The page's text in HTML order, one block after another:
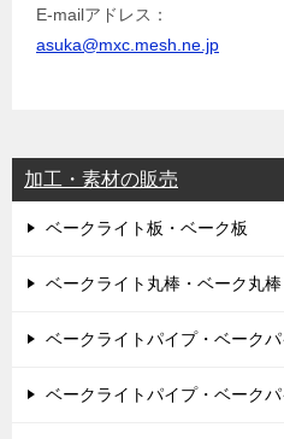
E-mailアドレス：
asuka@mxc.mesh.ne.jp
加工・素材の販売
ベークライト板・ベーク板
ベークライト丸棒・ベーク丸棒
ベークライトパイプ・ベークパ
ベークライトパイプ・ベークパ